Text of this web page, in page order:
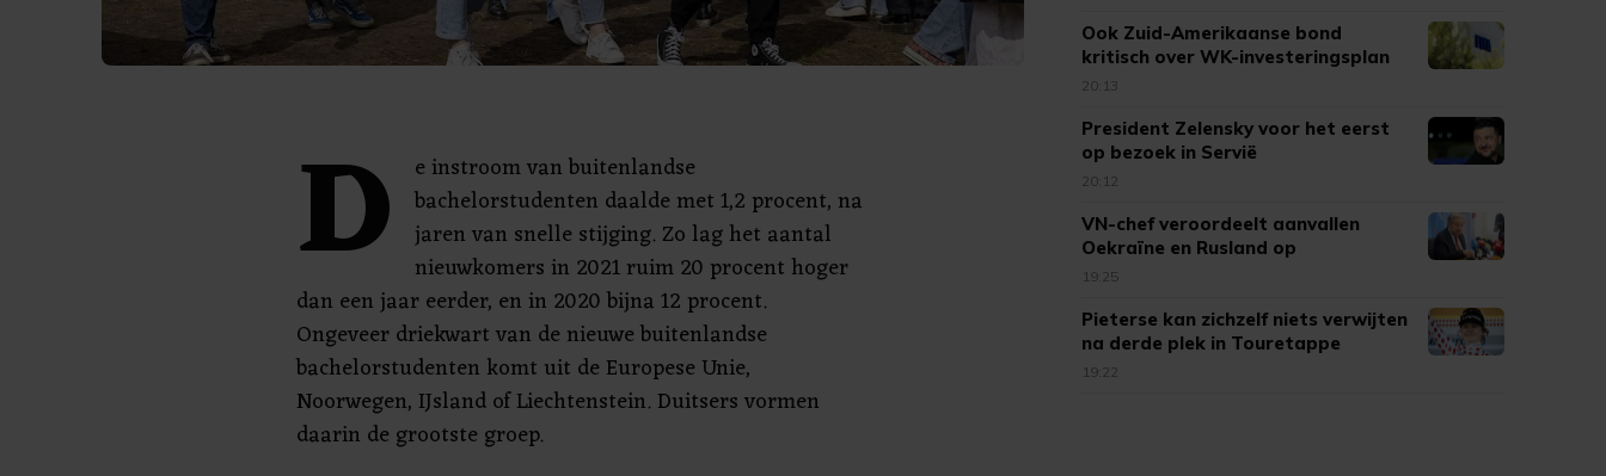
D
e instroom van buitenlandse
bachelorstudenten daalde met 1,2 procent, na
jaren van snelle stijging. Zo lag het aantal
nieuwkomers in 2021 ruim 20 procent hoger
dan een jaar eerder, en in 2020 bijna 12 procent.
Ongeveer driekwart van de nieuwe buitenlandse
bachelorstudenten komt uit de Europese Unie,
Noorwegen, IJsland of Liechtenstein. Duitsers vormen
daarin de grootste groep.
Ook Zuid-Amerikaanse bond
kritisch over WK-investeringsplan
FIFA
20:13
President Zelensky voor het eerst
op bezoek in Servië
20:12
VN-chef veroordeelt aanvallen
Oekraïne en Rusland op
burgerdoelen
19:25
Pieterse kan zichzelf niets verwijten
na derde plek in Touretappe
19:22